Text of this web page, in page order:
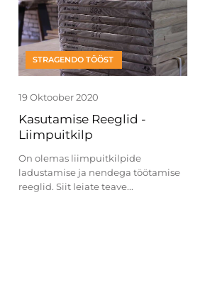
STRAGENDO TÖÖST
19 Oktoober 2020
Kasutamise Reeglid -
Liimpuitkilp
On olemas liimpuitkilpide
ladustamise ja nendega töötamise
reeglid. Siit leiate teave...